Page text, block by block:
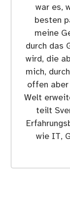
war es,
besten
meine
durch das
wird, die
mich,
offen aber
Welt
teilt
wie IT,